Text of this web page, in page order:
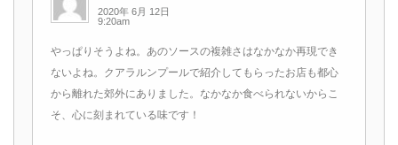
2020年 6月 12日
9:20am
やっぱりそうよね。あのソースの複雑さはなかなか再現でき
ないよね。クアラルンプールで紹介してもらったお店も都心
から離れた郊外にありました。なかなか食べられないからこ
そ、心に刻まれている味です！